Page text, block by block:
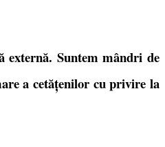
externă. Suntem mândri de
a cetățenilor cu privire la